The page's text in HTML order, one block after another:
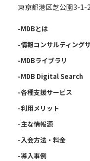
東京都港区芝公園3-
-MDBとは
-情報コンサルティング
-MDBライブラリ
-MDB Digital Search
-各種支援サービス
-利用メリット
-主な情報源
-入会方法・料金
-導入事例